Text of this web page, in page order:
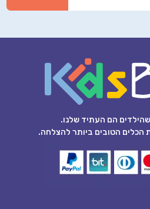
שהילדים הם העתיד שלנו.
הטובים ביותר להצלחה.